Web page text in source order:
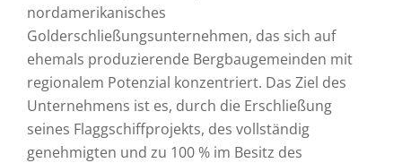
nordamerikanisches
Golderschließungsunternehmen, das sich auf
ehemals produzierende Bergbaugemeinden mit
regionalem Potenzial konzentriert. Das Ziel des
Unternehmens ist es, durch die Erschließung
seines Flaggschiffprojekts, des vollständig
genehmigten und zu 100 % im Besitz des